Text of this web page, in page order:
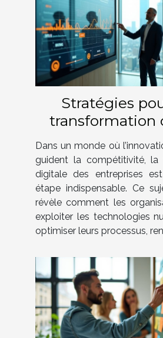
Stratégies
transformation
réussie en
Dans un monde où
guident la compétitivité, la
digitale des entreprises
étape indispensable. Ce
révèle comment les
exploiter les technologies
optimiser leurs processus,